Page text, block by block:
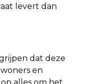
levert dan
dat deze
en
alles om het